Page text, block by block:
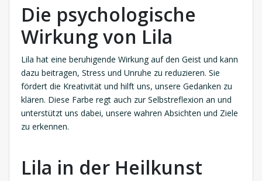
Die psychologische
Wirkung von Lila
Lila hat eine beruhigende Wirkung auf den Geist und kann
dazu beitragen, Stress und Unruhe zu reduzieren. Sie
fördert die Kreativität und hilft uns, unsere Gedanken zu
klären. Diese Farbe regt auch zur Selbstreflexion an und
unterstützt uns dabei, unsere wahren Absichten und Ziele
zu erkennen.
Lila in der Heilkunst